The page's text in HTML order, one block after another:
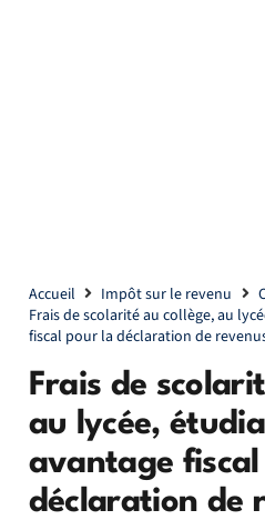
Accueil Impôt sur le revenu
Frais de scolarité au collège, au
fiscal pour la déclaration de
Frais de
au lycée,
avantage
déclaration de